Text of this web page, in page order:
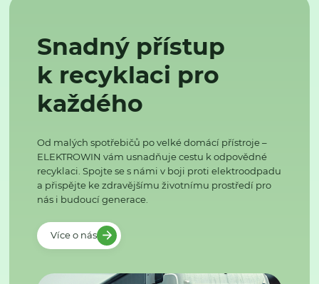
Snadný přístup
k recyklaci pro
každého
Od malých spotřebičů po velké domácí přístroje –
ELEKTROWIN vám usnadňuje cestu k odpovědné
recyklaci. Spojte se s námi v boji proti elektroodpadu
a přispějte ke zdravějšímu životnímu prostředí pro
nás i budoucí generace.
Více o nás